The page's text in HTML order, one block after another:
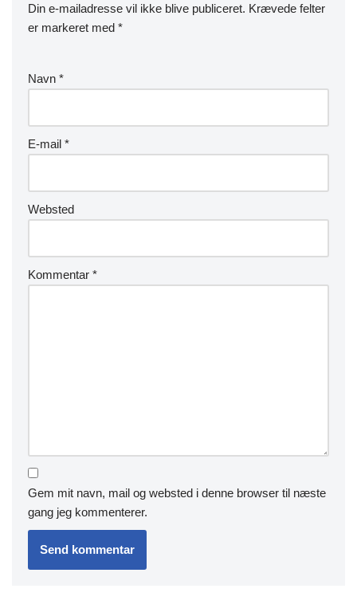
Din e-mailadresse vil ikke blive publiceret. Krævede felter
er markeret med *
Navn *
E-mail *
Websted
Kommentar *
Gem mit navn, mail og websted i denne browser til næste
gang jeg kommenterer.